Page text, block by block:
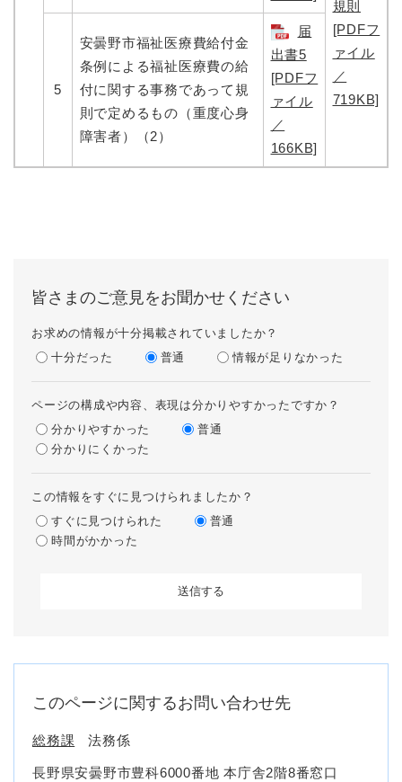
規則
[PDFフ
ァイル
／
719KB]
5
安曇野市福祉医療費給付金
条例による福祉医療費の給
付に関する事務であって規
則で定めるもの（重度心身
障害者）（2）
届
出書5
[PDFフ
ァイル
／
166KB]
皆さまのご意見をお聞かせください
お求めの情報が十分掲載されていましたか？
十分だった
普通 情報が足りなかった
ページの構成や内容、表現は分かりやすかったですか？
分かりやすかった
普通
分かりにくかった
この情報をすぐに見つけられましたか？
すぐに見つけられた
普通
時間がかかった
このページに関するお問い合わせ先
総務課 法務係
長野県安曇野市豊科6000番地 本庁舎2階8番窓口